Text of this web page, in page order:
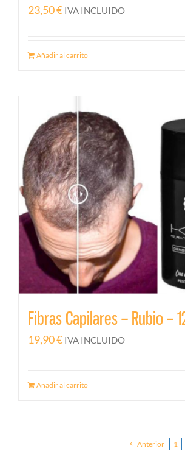
23,50€ IVA INCLUIDO
Añadir al carrito
Fibras Capilares – Rubio –
19,90€ IVA INCLUIDO
Añadir al carrito
Anterior 1